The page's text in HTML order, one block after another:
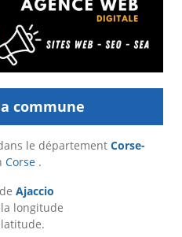
commune
le département Corse-
Corse .
Ajaccio
longitude